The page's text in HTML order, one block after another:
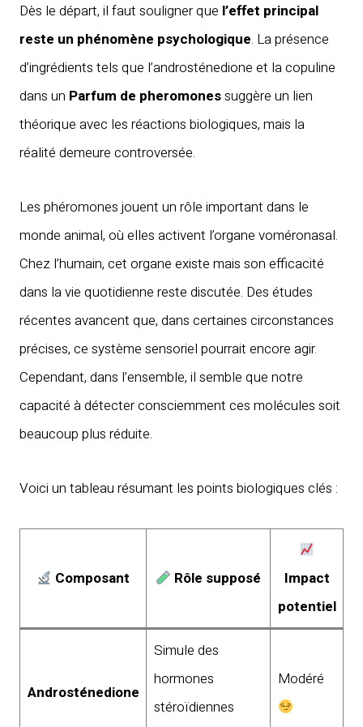
Dès le départ, il faut souligner que l’effet principal
reste un phénomène psychologique. La présence
d’ingrédients tels que l’androsténedione et la copuline
dans un Parfum de pheromonessuggère un lien
théorique avec les réactions biologiques, mais la
réalité demeure controversée.
Les phéromones jouent un rôle important dans le
monde animal, où elles activent l’organe voméronasal.
Chez l’humain, cet organe existe mais son efficacité
dans la vie quotidienne reste discutée. Des études
récentes avancent que, dans certaines circonstances
précises, ce système sensoriel pourrait encore agir.
Cependant, dans l’ensemble, il semble que notre
capacité à détecter consciemment ces molécules soit
beaucoup plus réduite.
Voici un tableau résumant les points biologiques clés :
Composant Rôle supposé
Impact
potentiel
Androsténedione
Simule des
hormones
stéroïdiennes
Modéré